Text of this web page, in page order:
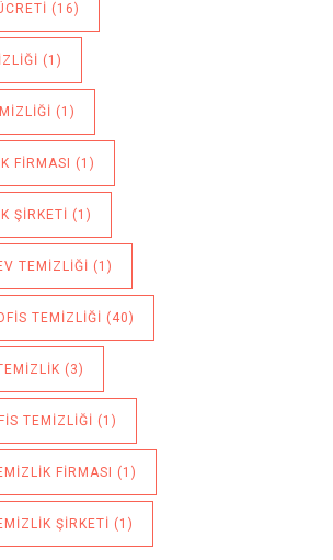
(16)
(1)
(1)
FIRMASI (1)
ŞIRKETI (1)
TEMIZLIĞI (1)
TEMIZLIĞI (40)
(3)
TEMIZLIĞI (1)
FIRMASI (1)
ŞIRKETI (1)